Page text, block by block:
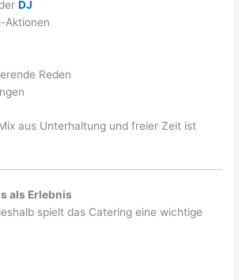
DJ
Aktionen
Reden
aus Unterhaltung und freier Zeit ist
als Erlebnis
spielt das Catering eine wichtige